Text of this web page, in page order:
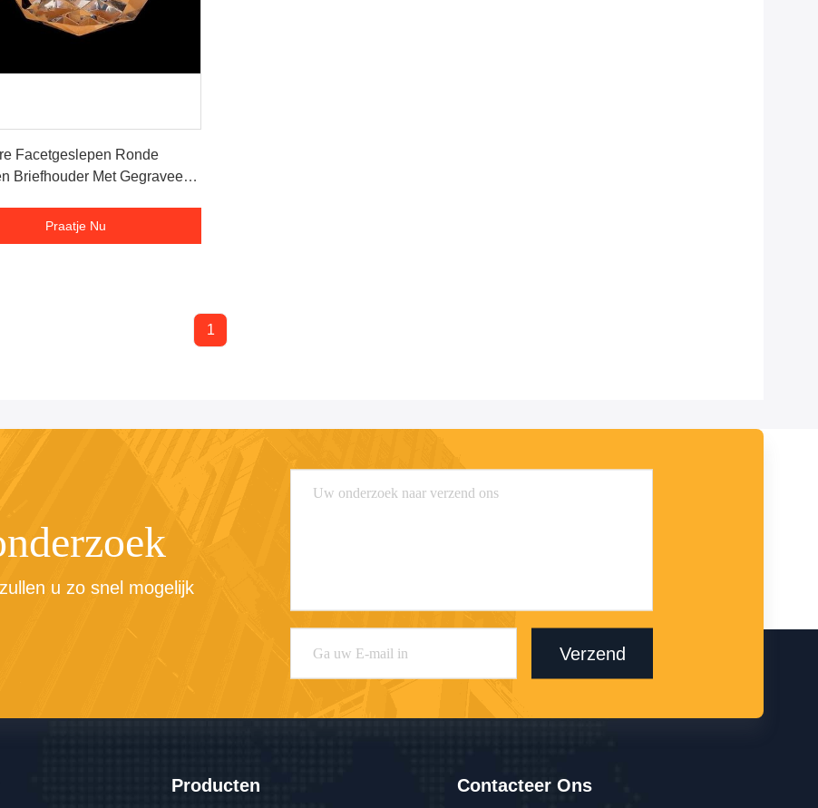
Facetgeslepen Ronde
Briefhouder Met Gegraveerd
Praatje Nu
1
u zo snel mogelijk
Verzend
Producten Contacteer Ons